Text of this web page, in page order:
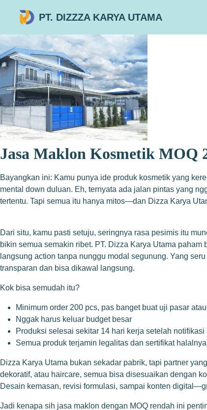
PT. DIZZZA KARYA UTAMA
Jasa Maklon Kosmetik MOQ
Bayangkan ini: Kamu punya ide produk kosmetik yang
mental down duluan. Eh, ternyata ada jalan pintas yang
tertentu. Tapi semua itu hanya mitos—dan Dizza Karya
Dari situ, kamu pasti setuju, seringnya rasa pesimis itu
bikin semua semakin ribet. PT. Dizza Karya Utama
langsung action tanpa nunggu modal segunung. Yang
transparan dan bisa dikawal langsung.
Kok bisa semudah itu?
Minimum order 200 pcs, pas banget buat uji pasar
Nggak harus keluar budget besar
Produksi selesai sekitar 14 hari kerja setelah notifikasi
Semua produk terjamin legalitas dan sertifikat halalnya
Dizza Karya Utama bukan sekadar pabrik, tapi partner
dekoratif, atau haircare, semua bisa disesuaikan dengan
Desain kemasan, revisi formulasi, sampai konten
Jadi kenapa sih jasa maklon dengan MOQ rendah ini